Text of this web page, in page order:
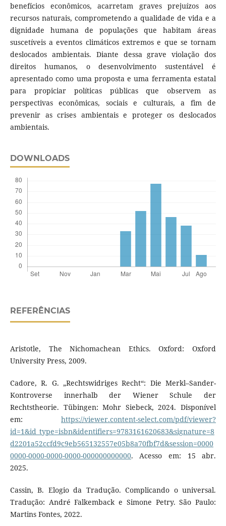
benefícios econômicos, acarretam graves prejuízos aos
recursos naturais, comprometendo a qualidade de vida e a
dignidade humana de populações que habitam áreas
suscetíveis a eventos climáticos extremos e que se tornam
deslocados ambientais. Diante dessa grave violação dos
direitos humanos, o desenvolvimento sustentável é
apresentado como uma proposta e uma ferramenta estatal
para propiciar políticas públicas que observem as
perspectivas econômicas, sociais e culturais, a fim de
prevenir as crises ambientais e proteger os deslocados
ambientais.
DOWNLOADS
REFERÊNCIAS
Aristotle, The Nichomachean Ethics. Oxford: Oxford
University Press, 2009.
Cadore, R. G. „Rechtswidriges Recht“: Die Merkl–Sander-
Kontroverse innerhalb der Wiener Schule der
Rechtstheorie. Tübingen: Mohr Siebeck, 2024. Disponível
em:https://viewer.content-select.com/pdf/viewer?
id=1&id_type=isbn&identifiers=9783161620683&signature=8
d2201a52ccfd9c9eb565132557e05b8a70fbf7d&session=0000
0000-0000-0000-0000-000000000000. Acesso em: 15 abr.
2025.
Cassin, B. Elogio da Tradução. Complicando o universal.
Tradução: André Falkemback e Simone Petry. São Paulo:
Martins Fontes, 2022.